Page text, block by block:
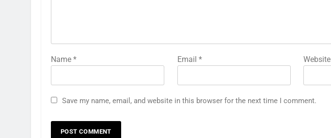
Name * Email * Website
Save my name, email, and website in this browser for the next time I comment.